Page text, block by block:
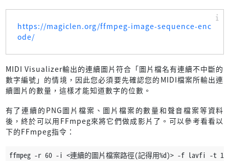
https://magiclen.org/ffmpeg-image-sequence-enc
ode/
MIDI Visualizer輸出的連續圖片符合「圖片檔名有連續不中斷的
數字編號」的情境，因此您必須要先確認您的MIDI檔案所輸出連
續圖片的數量，這樣才能知道數字的位數。
有了連續的PNG圖片檔案、圖片檔案的數量和聲音檔案等資料
後，終於可以用FFmpeg來將它們做成影片了。可以參考看看以
下的FFmpeg指令：
ffmpeg -r 60 -i <連續的圖片檔案路徑(記得用%d)> -f lavfi -t